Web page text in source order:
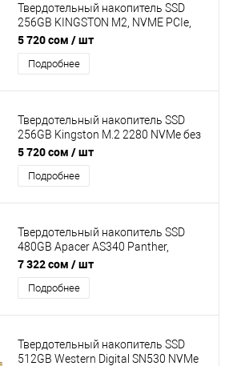
Твердотельный накопитель SSD
256GB KINGSTON M2, NVME PCIe,
2280, Read/Write up 2300/1100MB/s,
260000 IOPS OEM[OM8PDP3256B-
AB1]
5 720 сом / шт
Подробнее
Твердотельный накопитель SSD
256GB Kingston M.2 2280 NVMe без
упаковки [SNS8154P3]
5 720 сом / шт
Подробнее
Твердотельный накопитель SSD
480GB Apacer AS340 Panther,
SATAIII, Read/Write up 550/520MB/s
[AP480GAS340G-1]
7 322 сом / шт
Подробнее
Твердотельный накопитель SSD
512GB Western Digital SN530 NVMe